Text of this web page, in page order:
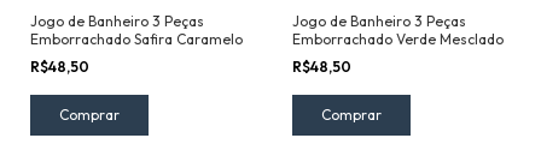
Jogo de Banheiro 3 Peças
Emborrachado Safira Caramelo
R$48,50
Jogo de Banheiro 3 Peças
Emborrachado Verde Mesclado
R$48,50